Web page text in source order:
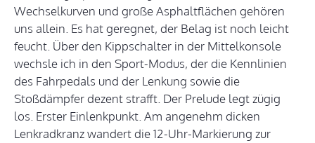
Wechselkurven und große Asphaltflächen gehören
uns allein. Es hat geregnet, der Belag ist noch leicht
feucht. Über den Kippschalter in der Mittelkonsole
wechsle ich in den Sport-Modus, der die Kennlinien
des Fahrpedals und der Lenkung sowie die
Stoßdämpfer dezent strafft. Der Prelude legt zügig
los. Erster Einlenkpunkt. Am angenehm dicken
Lenkradkranz wandert die 12-Uhr-Markierung zur